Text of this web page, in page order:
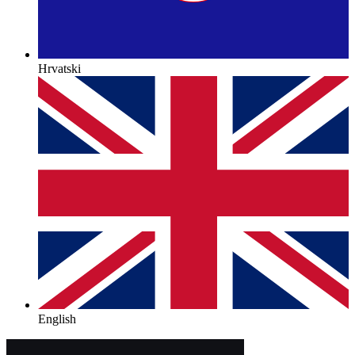
Hrvatski
English